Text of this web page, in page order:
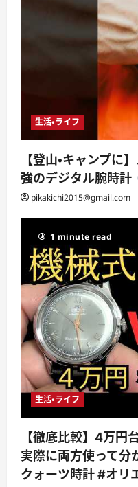
生活・ライフ
【登山・キャンプに
強のデジタル腕時計
pikakichi2015@gmail.com
1 minute read
生活・ライフ
【徹底比較】4万円
実際に両方使って
クォーツ時計 #オリ